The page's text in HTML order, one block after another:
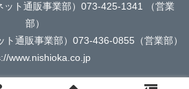
ト通販事業部）073-425-1341 （営業
部）
通販事業部）073-436-0855（営業部）
www.nishioka.co.jp